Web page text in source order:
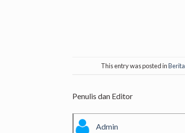
This entry was posted inBerita
Penulis dan Editor
Admin